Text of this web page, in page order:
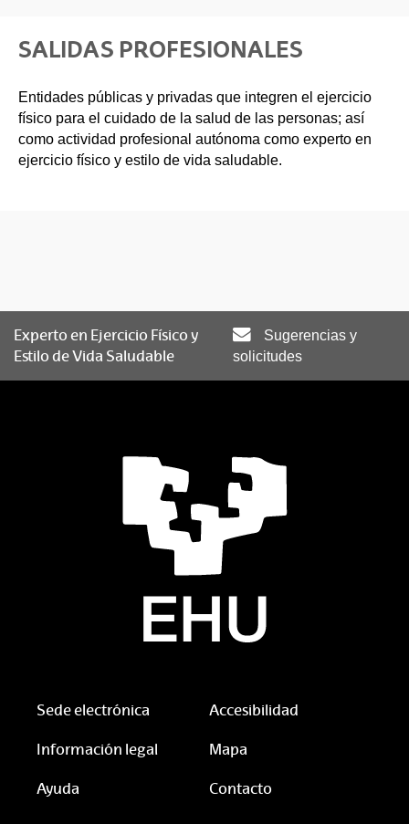
SALIDAS PROFESIONALES
Entidades públicas y privadas que integren el ejercicio
físico para el cuidado de la salud de las personas; así
como actividad profesional autónoma como experto en
ejercicio físico y estilo de vida saludable.
Experto en Ejercicio Físico y
Estilo de Vida Saludable
Sugerencias y
solicitudes
Sede electrónica Accesibilidad
Información legal Mapa
Ayuda Contacto